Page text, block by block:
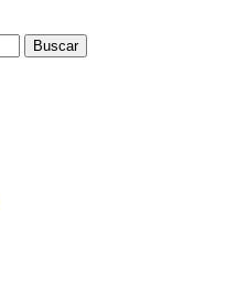
Buscar